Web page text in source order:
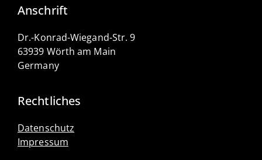
Anschrift
Dr.-Konrad-Wiegand-Str. 9
63939 Wörth am Main
Germany
Rechtliches
Datenschutz
Impressum